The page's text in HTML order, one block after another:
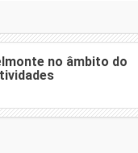
no âmbito do